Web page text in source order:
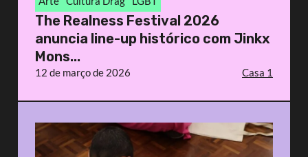
The Realness Festival 2026
anuncia line-up histórico com Jinkx
Mons...
12 de março de 2026 Casa 1